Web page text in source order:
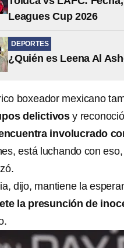
Leagues Cup 2026
DEPORTES
¿Quién es Leena Al
boxeador mexicano
delictivos y
involucrado
está luchando con
dijo, mantiene la
la presunción de